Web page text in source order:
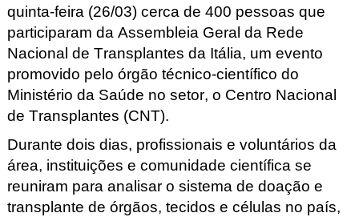
quinta-feira (26/03) cerca de 400 pessoas que
participaram da Assembleia Geral da Rede
Nacional de Transplantes da Itália, um evento
promovido pelo órgão técnico-científico do
Ministério da Saúde no setor, o Centro Nacional
de Transplantes (CNT).
Durante dois dias, profissionais e voluntários da
área, instituições e comunidade científica se
reuniram para analisar o sistema de doação e
transplante de órgãos, tecidos e células no país,